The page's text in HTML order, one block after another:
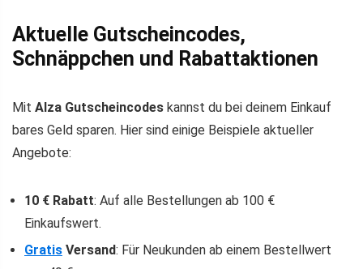
Aktuelle Gutscheincodes,
Schnäppchen und Rabattaktionen
Mit Alza Gutscheincodes kannst du bei deinem Einkauf
bares Geld sparen. Hier sind einige Beispiele aktueller
Angebote:
10 € Rabatt: Auf alle Bestellungen ab 100 €
Einkaufswert.
Gratis Versand: Für Neukunden ab einem Bestellwert